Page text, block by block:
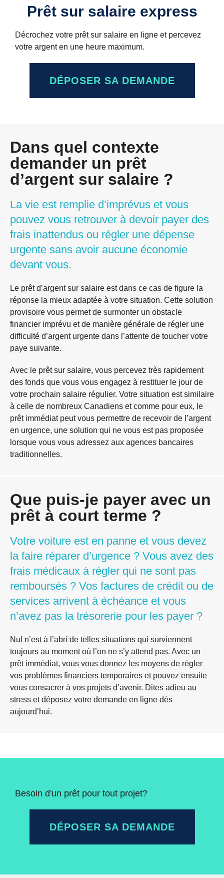
Prêt sur salaire express
Décrochez votre prêt sur salaire en ligne et percevez
votre argent en une heure maximum.
DÉPOSER SA DEMANDE
Dans quel contexte
demander un prêt
d’argent sur salaire ?
La vie est remplie d’imprévus et vous
pouvez vous retrouver à devoir payer des
frais inattendus ou régler une dépense
urgente sans avoir aucune économie
devant vous.
Le prêt d’argent sur salaire est dans ce cas de figure la
réponse la mieux adaptée à votre situation. Cette solution
provisoire vous permet de surmonter un obstacle
financier imprévu et de manière générale de régler une
difficulté d’argent urgente dans l’attente de toucher votre
paye suivante.
Avec le prêt sur salaire, vous percevez très rapidement
des fonds que vous vous engagez à restituer le jour de
votre prochain salaire régulier. Votre situation est similaire
à celle de nombreux Canadiens et comme pour eux, le
prêt immédiat peut vous permettre de recevoir de l’argent
en urgence, une solution qui ne vous est pas proposée
lorsque vous vous adressez aux agences bancaires
traditionnelles.
Que puis-je payer avec un
prêt à court terme ?
Votre voiture est en panne et vous devez
la faire réparer d’urgence ? Vous avez des
frais médicaux à régler qui ne sont pas
remboursés ? Vos factures de crédit ou de
services arrivent à échéance et vous
n’avez pas la trésorerie pour les payer ?
Nul n’est à l’abri de telles situations qui surviennent
toujours au moment où l’on ne s’y attend pas. Avec un
prêt immédiat, vous vous donnez les moyens de régler
vos problèmes financiers temporaires et pouvez ensuite
vous consacrer à vos projets d’avenir. Dites adieu au
stress et déposez votre demande en ligne dès
aujourd’hui.
Besoin d'un prêt pour tout projet?
DÉPOSER SA DEMANDE